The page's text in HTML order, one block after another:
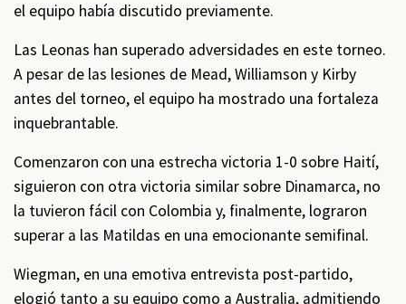
el equipo había discutido previamente.
Las Leonas han superado adversidades en este torneo.
A pesar de las lesiones de Mead, Williamson y Kirby
antes del torneo, el equipo ha mostrado una fortaleza
inquebrantable.
Comenzaron con una estrecha victoria 1-0 sobre Haití,
siguieron con otra victoria similar sobre Dinamarca, no
la tuvieron fácil con Colombia y, finalmente, lograron
superar a las Matildas en una emocionante semifinal.
Wiegman, en una emotiva entrevista post-partido,
elogió tanto a su equipo como a Australia, admitiendo